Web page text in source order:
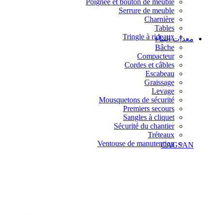
Poignée et bouton de meuble
Serrure de meuble
Charnière
Tables
Tringle à rideauxمعدات البناء
Bâche
Compacteur
Cordes et câbles
Escabeau
Graissage
Levage
Mousquetons de sécurité
Premiers secours
Sangles à cliquet
Sécurité du chantier
Tréteaux
Ventouse de manutentionCAGSAN